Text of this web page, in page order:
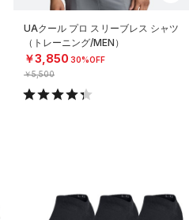
UAクール プロ スリーブレス シャツ
（トレーニング/MEN）
￥3,850 30%OFF
￥5,500